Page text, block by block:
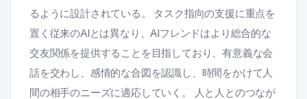
るように設計されている。 タスク指向の支援に重点を
置く従来のAIとは異なり、AIフレンドはより総合的な
交友関係を提供することを目指しており、有意義な会
話を交わし、感情的な合図を認識し、時間をかけて人
間の相手のニーズに適応していく。 人と人とのつなが